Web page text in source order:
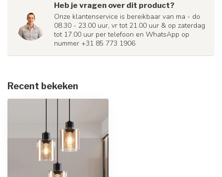
Heb je vragen over dit product?
Onze klantenservice is bereikbaar van ma - do
08.30 - 23.00 uur, vr tot 21.00 uur & op zaterdag
tot 17.00 uur per telefoon en WhatsApp op
nummer +31 85 773 1906
Recent bekeken